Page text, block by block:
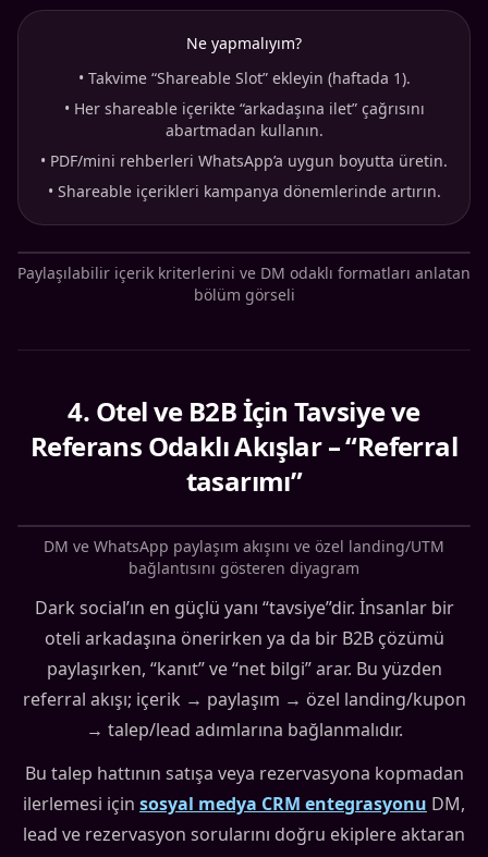
Ne yapmalıyım?
• Takvime “Shareable Slot” ekleyin (haftada 1).
• Her shareable içerikte “arkadaşına ilet” çağrısını
abartmadan kullanın.
• PDF/mini rehberleri WhatsApp’a uygun boyutta üretin.
• Shareable içerikleri kampanya dönemlerinde artırın.
Paylaşılabilir içerik kriterlerini ve DM odaklı formatları anlatan
bölüm görseli
4. Otel ve B2B İçin Tavsiye ve
Referans Odaklı Akışlar – “Referral
tasarımı”
DM ve WhatsApp paylaşım akışını ve özel landing/UTM
bağlantısını gösteren diyagram
Dark social’ın en güçlü yanı “tavsiye”dir. İnsanlar bir
oteli arkadaşına önerirken ya da bir B2B çözümü
paylaşırken, “kanıt” ve “net bilgi” arar. Bu yüzden
referral akışı; içerik → paylaşım → özel landing/kupon
→ talep/lead adımlarına bağlanmalıdır.
Bu talep hattının satışa veya rezervasyona kopmadan
ilerlemesi için sosyal medya CRM entegrasyonu DM,
lead ve rezervasyon sorularını doğru ekiplere aktaran